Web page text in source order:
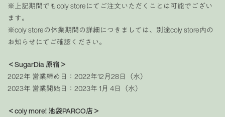
※上記期間でもcoly storeにてご注文いただくことは可能でござい
ます。
※coly storeの休業期間の詳細につきましては、別途coly store内の
お知らせにてご確認ください。
＜SugarDia 原宿＞
2022年 営業締め日：2022年12月28日（水）
2023年 営業開始日：2023年 1月 4日（水）
＜coly more! 池袋PARCO店＞